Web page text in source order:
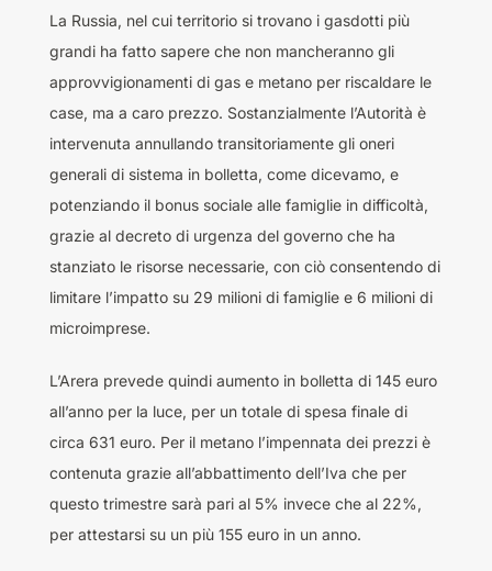
La Russia, nel cui territorio si trovano i gasdotti più
grandi ha fatto sapere che non mancheranno gli
approvvigionamenti di gas e metano per riscaldare le
case, ma a caro prezzo. Sostanzialmente l’Autorità è
intervenuta annullando transitoriamente gli oneri
generali di sistema in bolletta, come dicevamo, e
potenziando il bonus sociale alle famiglie in difficoltà,
grazie al decreto di urgenza del governo che ha
stanziato le risorse necessarie, con ciò consentendo di
limitare l’impatto su 29 milioni di famiglie e 6 milioni di
microimprese.
L’Arera prevede quindi aumento in bolletta di 145 euro
all’anno per la luce, per un totale di spesa finale di
circa 631 euro. Per il metano l’impennata dei prezzi è
contenuta grazie all’abbattimento dell’Iva che per
questo trimestre sarà pari al 5% invece che al 22%,
per attestarsi su un più 155 euro in un anno.